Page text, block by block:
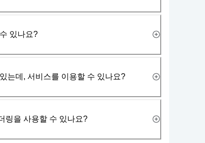
있나요?
는데, 서비스를 이용할 수 있나요?
링을 사용할 수 있나요?